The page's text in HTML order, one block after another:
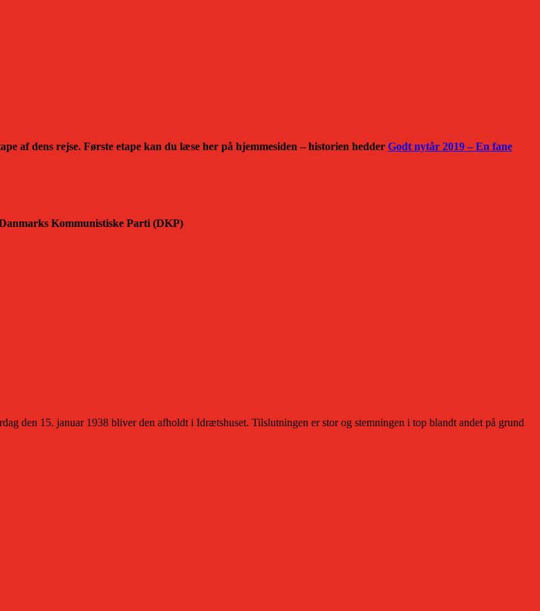
af dens rejse. Første etape kan du læse her på hjemmesiden – historien hedder Godt nytår 2019 – En fane
Kommunistiske Parti (DKP)
den 15. januar 1938 bliver den afholdt i Idrætshuset. Tilslutningen er stor og stemningen i top blandt andet på grund